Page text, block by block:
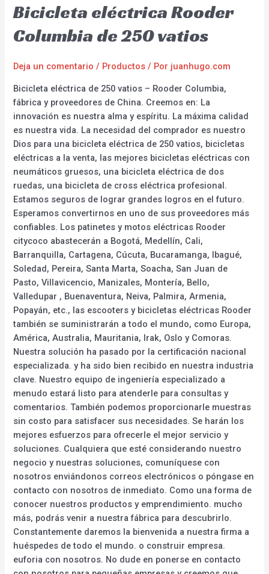
Bicicleta eléctrica Rooder
Columbia de 250 vatios
Deja un comentario / Productos / Por juanhugo.com
Bicicleta eléctrica de 250 vatios – Rooder Columbia,
fábrica y proveedores de China. Creemos en: La
innovación es nuestra alma y espíritu. La máxima calidad
es nuestra vida. La necesidad del comprador es nuestro
Dios para una bicicleta eléctrica de 250 vatios, bicicletas
eléctricas a la venta, las mejores bicicletas eléctricas con
neumáticos gruesos, una bicicleta eléctrica de dos
ruedas, una bicicleta de cross eléctrica profesional.
Estamos seguros de lograr grandes logros en el futuro.
Esperamos convertirnos en uno de sus proveedores más
confiables. Los patinetes y motos eléctricas Rooder
citycoco abastecerán a Bogotá, Medellín, Cali,
Barranquilla, Cartagena, Cúcuta, Bucaramanga, Ibagué,
Soledad, Pereira, Santa Marta, Soacha, San Juan de
Pasto, Villavicencio, Manizales, Montería, Bello,
Valledupar , Buenaventura, Neiva, Palmira, Armenia,
Popayán, etc., las escooters y bicicletas eléctricas Rooder
también se suministrarán a todo el mundo, como Europa,
América, Australia, Mauritania, Irak, Oslo y Comoras.
Nuestra solución ha pasado por la certificación nacional
especializada. y ha sido bien recibido en nuestra industria
clave. Nuestro equipo de ingeniería especializado a
menudo estará listo para atenderle para consultas y
comentarios. También podemos proporcionarle muestras
sin costo para satisfacer sus necesidades. Se harán los
mejores esfuerzos para ofrecerle el mejor servicio y
soluciones. Cualquiera que esté considerando nuestro
negocio y nuestras soluciones, comuníquese con
nosotros enviándonos correos electrónicos o póngase en
contacto con nosotros de inmediato. Como una forma de
conocer nuestros productos y emprendimiento. mucho
más, podrás venir a nuestra fábrica para descubrirlo.
Constantemente daremos la bienvenida a nuestra firma a
huéspedes de todo el mundo. o construir empresa.
euforia con nosotros. No dude en ponerse en contacto